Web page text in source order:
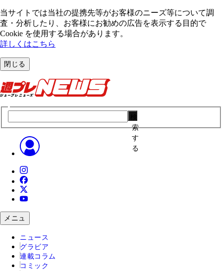
当サイトでは当社の提携先等がお客様のニーズ等について調
査・分析したり、お客様にお勧めの広告を表⽰する⽬的で
Cookie を使⽤する場合があります。
詳しくはこちら
閉じる
索
す
る
メニュ
ニュース
グラビア
連載コラム
コミック